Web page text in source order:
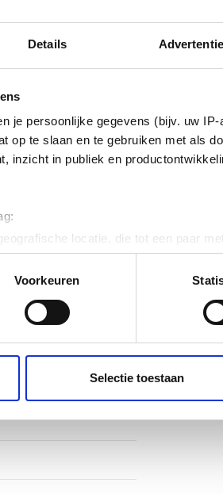
Details
je persoonlijke gegevens (bijv. uw
op te slaan en te gebruiken met als
inzicht in publiek en
locatie, die tot een paar
actief te scannen op specifieke
worden verwerkt en stel uw
intrekken in de Cookieverklaring.
we informatie over uw gebruik
kunnen deze gegevens
Voorkeuren
Selectie toestaan
verbinder
(RVS)